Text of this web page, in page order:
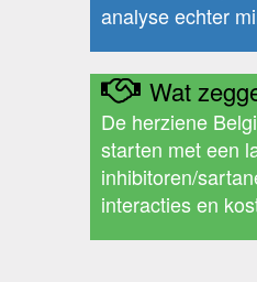
analyse echter
Wat
De herziene
starten met een
inhibitoren/
interacties en